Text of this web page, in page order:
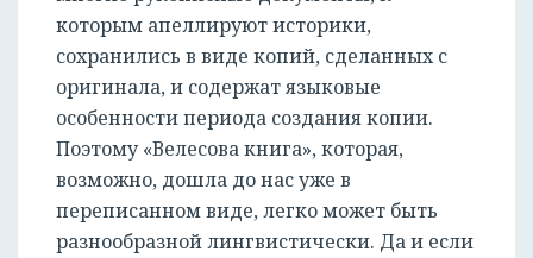
которым апеллируют историки,
сохранились в виде копий, сделанных с
оригинала, и содержат языковые
особенности периода создания копии.
Поэтому «Велесова книга», которая,
возможно, дошла до нас уже в
переписанном виде, легко может быть
разнообразной лингвистически. Да и если